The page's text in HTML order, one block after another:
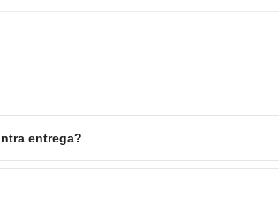
entrega?